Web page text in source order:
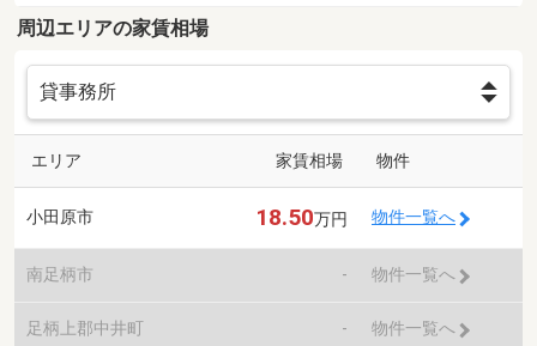
周辺エリアの家賃相場
エリア 家賃相場 物件
小田原市 18.50万円 物件一覧へ
南足柄市 - 物件一覧へ
足柄上郡中井町 - 物件一覧へ